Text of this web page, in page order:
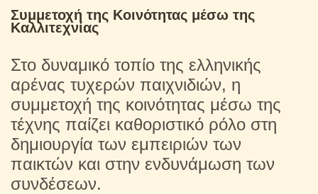
Συμμετοχή της Κοινότητας μέσω της
Καλλιτεχνίας
Στο δυναμικό τοπίο της ελληνικής
αρένας τυχερών παιχνιδιών, η
συμμετοχή της κοινότητας μέσω της
τέχνης παίζει καθοριστικό ρόλο στη
δημιουργία των εμπειριών των
παικτών και στην ενδυνάμωση των
συνδέσεων.